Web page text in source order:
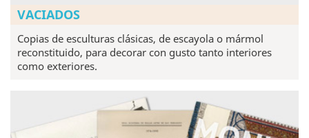
VACIADOS
Copias de esculturas clásicas, de escayola o mármol
reconstituido, para decorar con gusto tanto interiores
como exteriores.